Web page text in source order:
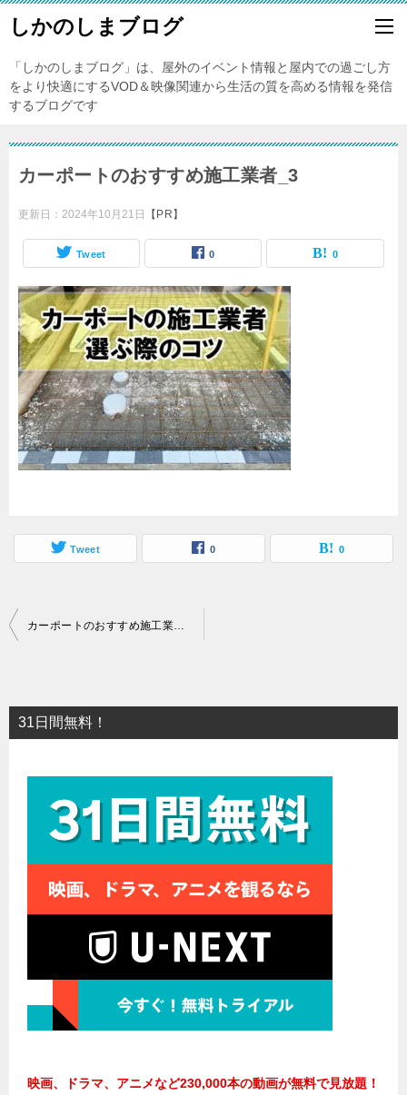
しかのしまブログ
「しかのしまブログ」は、屋外のイベント情報と屋内での過ごし方
をより快適にするVOD＆映像関連から生活の質を高める情報を発信
するブログです
カーポートのおすすめ施工業者_3
更新日： 2024年10月21日 【PR】
Tweet 0 0
Tweet 0 0
投
ビ
ゲ
カーポートのおすすめ施工業者_3
31日間無料！
映画、ドラマ、アニメなど230,000本の動画が無料で見放題！